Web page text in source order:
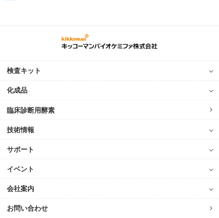
検査キット
化成品
臨床診断用酵素
技術情報
サポート
イベント
会社案内
お問い合わせ